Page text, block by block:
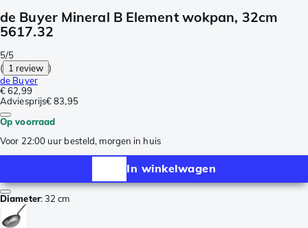
de Buyer Mineral B Element wokpan, 32cm
5617.32
5/5
( 1 review )
de Buyer
€ 62,99
Adviesprijs€ 83,95
Op voorraad
Voor 22:00 uur besteld, morgen in huis
In winkelwagen
Diameter:32 cm